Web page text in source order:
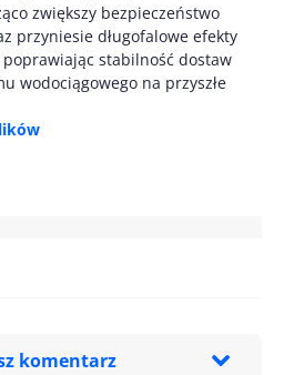
zwiększy bezpieczeństwo
przyniesie długofalowe efekty
stabilność dostaw
wodociągowego na przyszłe
komentarz